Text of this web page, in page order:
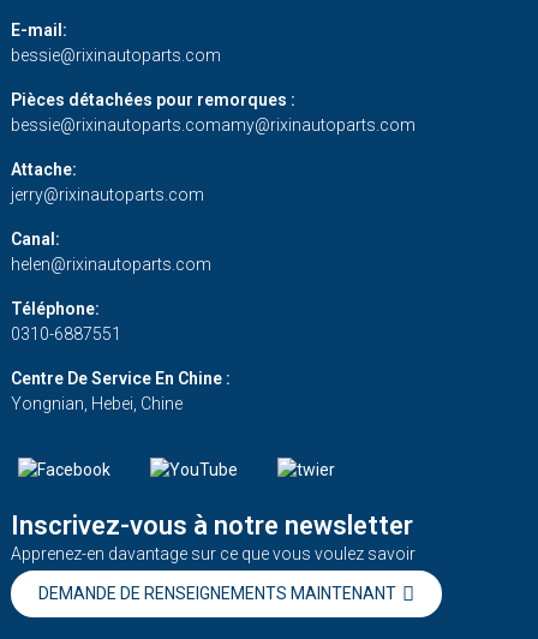
E-mail:
bessie@rixinautoparts.com
Pièces détachées pour remorques :
bessie@rixinautoparts.comamy@rixinautoparts.com
Attache:
jerry@rixinautoparts.com
Canal:
helen@rixinautoparts.com
Téléphone:
0310-6887551
Centre De Service En Chine :
Yongnian, Hebei, Chine
Inscrivez-vous à notre newsletter
Apprenez-en davantage sur ce que vous voulez savoir
DEMANDE DE RENSEIGNEMENTS MAINTENANT